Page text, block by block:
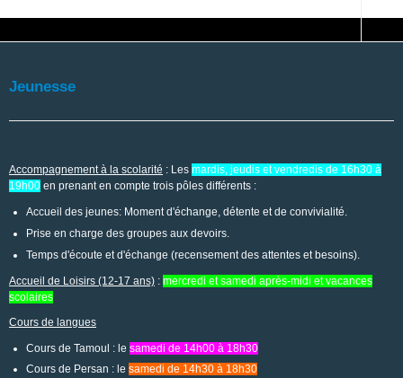
Jeunesse
Accompagnement à la scolarité : Les mardis, jeudis et vendredis de 16h30 à
19h00 en prenant en compte trois pôles différents :
Accueil des jeunes: Moment d'échange, détente et de convivialité.
Prise en charge des groupes aux devoirs.
Temps d'écoute et d'échange (recensement des attentes et besoins).
Accueil de Loisirs (12-17 ans) : mercredi et samedi après-midi et vacances
scolaires
Cours de langues
Cours de Tamoul : lesamedi de 14h00 à 18h30
Cours de Persan : lesamedi de 14h30 à 18h30